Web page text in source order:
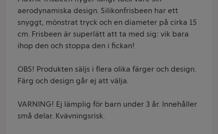
aerodynamiska design. Silikonfrisbeen har ett
snyggt, mönstrat tryck och en diameter på cirka 15
cm. Frisbeen är superlätt att ta med sig: vik bara
ihop den och stoppa den i fickan!
OBS! Produkten säljs i flera olika färger och design.
Färg och design går ej att välja.
VARNING! Ej lämplig för barn under 3 år. Innehåller
små delar. Kvävningsrisk.